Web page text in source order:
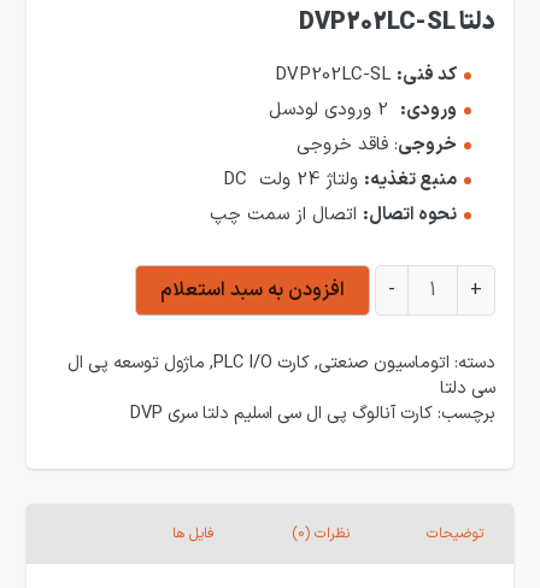
دلتا DVP202LC-SL
کد فنی: DVP202LC-SL
ورودی:
خروجی: فاقد خروجی
منبع تغذیه: ولتاژ 24 ولت DC
نحوه اتصال: اتصال از سمت چپ
ماژول لودسل دلتا DVP202LC-SL عدد
+
- افزودن به سبد استعلام
دسته: اتوماسیون صنعتی,کارت PLC I/O , ماژول توسعه پی ال
سی دلتا
برچسب:کارت آنالوگ پی ال سی اسلیم دلتا سری DVP
توضیحات نظرات (0) فایل ها